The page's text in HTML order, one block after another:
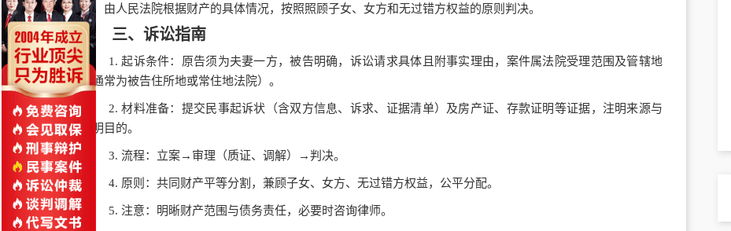
的，由人民法院根据财产的具体情况，按照照顾子女、女方和无过错方权益的原则判决。
三、诉讼指南
1. 起诉条件：原告须为夫妻一方，被告明确，诉讼请求具体且附事实理由，案件属法院受理范围及管辖地
（通常为被告住所地或常住地法院）。
2. 材料准备：提交民事起诉状（含双方信息、诉求、证据清单）及房产证、存款证明等证据，注明来源与
证明目的。
3. 流程：立案→审理（质证、调解）→判决。
4. 原则：共同财产平等分割，兼顾子女、女方、无过错方权益，公平分配。
5. 注意：明晰财产范围与债务责任，必要时咨询律师。